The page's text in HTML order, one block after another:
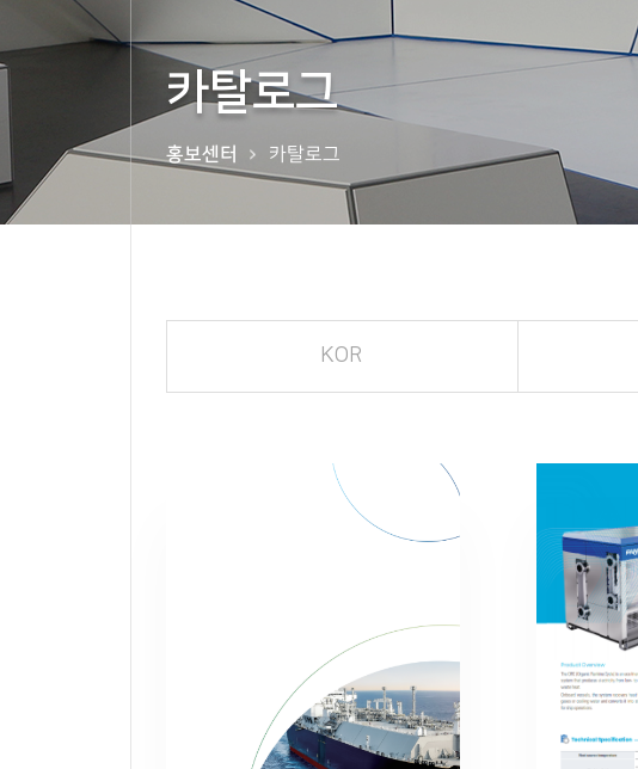
카탈로그
홍보센터 카탈로그
KOR